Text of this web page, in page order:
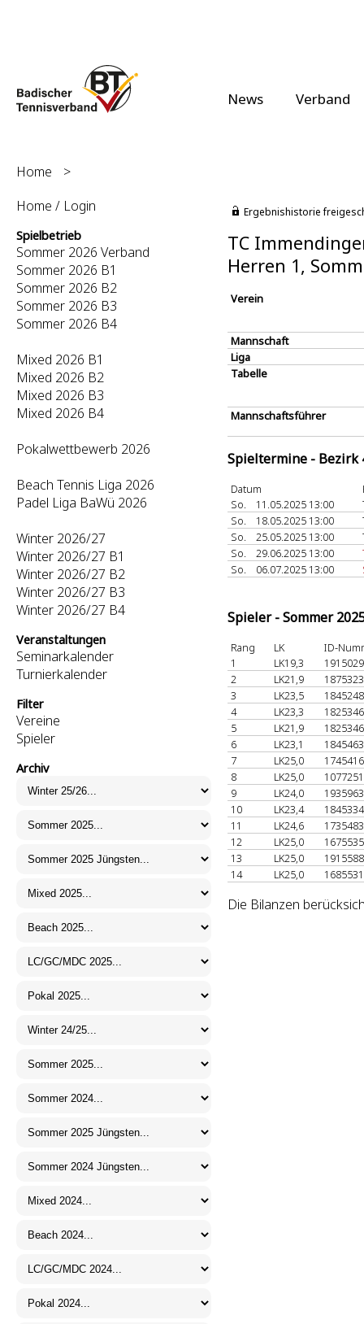
News Verband
Home
>
Home / Login
Spielbetrieb
Sommer 2026 Verband
Sommer 2026 B1
Sommer 2026 B2
Sommer 2026 B3
Sommer 2026 B4
Mixed 2026 B1
Mixed 2026 B2
Mixed 2026 B3
Mixed 2026 B4
Pokalwettbewerb 2026
Beach Tennis Liga 2026
Padel Liga BaWü 2026
Winter 2026/27
Winter 2026/27 B1
Winter 2026/27 B2
Winter 2026/27 B3
Winter 2026/27 B4
Veranstaltungen
Seminarkalender
Turnierkalender
Filter
Vereine
Spieler
Archiv
Ergebnishistorie
TC
Herren 1,
Verein
Mannschaft
Liga
Tabelle
Mannschaftsführer
Spieltermine - Bezirk
Datum
So.
11.05.2025 13:00
So.
18.05.2025 13:00
So.
25.05.2025 13:00
So.
29.06.2025 13:00
So.
06.07.2025 13:00
Spieler - Sommer
Rang LK
ID-
1
LK19,3
2
LK21,9
3
LK23,5
4
LK23,3
5
LK21,9
6
LK23,1
7
LK25,0
8
LK25,0
9
LK24,0
10
LK23,4
11
LK24,6
12
LK25,0
13
LK25,0
14
LK25,0
Die Bilanzen